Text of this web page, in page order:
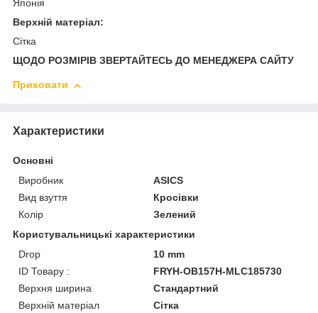
Японія
Верхній матеріал:
Сітка
ЩОДО РОЗМІРІВ ЗВЕРТАЙТЕСЬ ДО МЕНЕДЖЕРА САЙТУ
Приховати
Характеристики
Основні
Виробник
ASICS
Вид взуття
Кросівки
Колір
Зелений
Користувальницькі характеристики
Drop
10 mm
ID Товару :
FRYH-OB157H-MLC185730
Верхня ширина
Стандартний
Верхній матеріал
Сітка